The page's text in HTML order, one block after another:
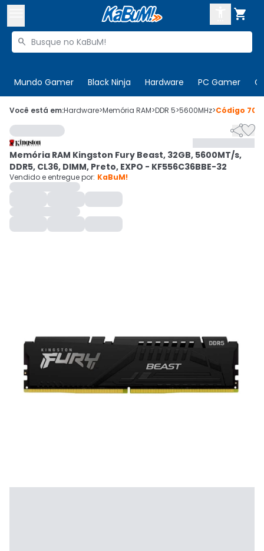

Buscar produtos

Mundo Gamer Black Ninja Hardware PC Gamer
 Olá. Acesse sua conta
 Departamentos
Cupons
Mais Vendidos
Ativar tradutor em libras
CADASTRE-SE
Você está em:Hardware>Memória RAM>DDR 5>5600MHz>Código

Memória RAM Kingston Fury Beast, 32GB, 5600MT/s,
DDR5, CL36, DIMM, Preto, EXPO - KF556C36BBE-32
Vendido e entregue por: KaBuM!